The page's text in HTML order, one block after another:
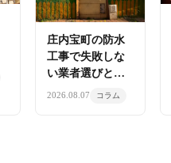
庄内宝町の防水
工事で失敗しな
い業者選びと株
式会社明康の施
2026.08.07 コラム